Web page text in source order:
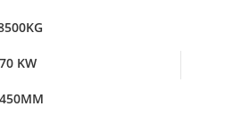
70 KW